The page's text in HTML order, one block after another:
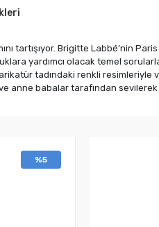
tartışıyor. Brigitte Labbé’nin
yardımcı olacak temel
tadındaki renkli resimleriyle
anne babalar tarafından
%5